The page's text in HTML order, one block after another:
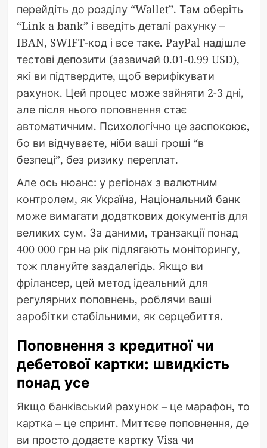
перейдіть до розділу “Wallet”. Там оберіть
“Link a bank” і введіть деталі рахунку –
IBAN, SWIFT-код і все таке. PayPal надішле
тестові депозити (зазвичай 0.01-0.99 USD),
які ви підтвердите, щоб верифікувати
рахунок. Цей процес може зайняти 2-3 дні,
але після нього поповнення стає
автоматичним. Психологічно це заспокоює,
бо ви відчуваєте, ніби ваші гроші “в
безпеці”, без ризику переплат.
Але ось нюанс: у регіонах з валютним
контролем, як Україна, Національний банк
може вимагати додаткових документів для
великих сум. За даними, транзакції понад
400 000 грн на рік підлягають моніторингу,
тож плануйте заздалегідь. Якщо ви
фрілансер, цей метод ідеальний для
регулярних поповнень, роблячи ваші
заробітки стабільними, як серцебиття.
Поповнення з кредитної чи
дебетової картки: швидкість
понад усе
Якщо банківський рахунок – це марафон, то
картка – це спринт. Миттєве поповнення, де
ви просто додаєте картку Visa чи